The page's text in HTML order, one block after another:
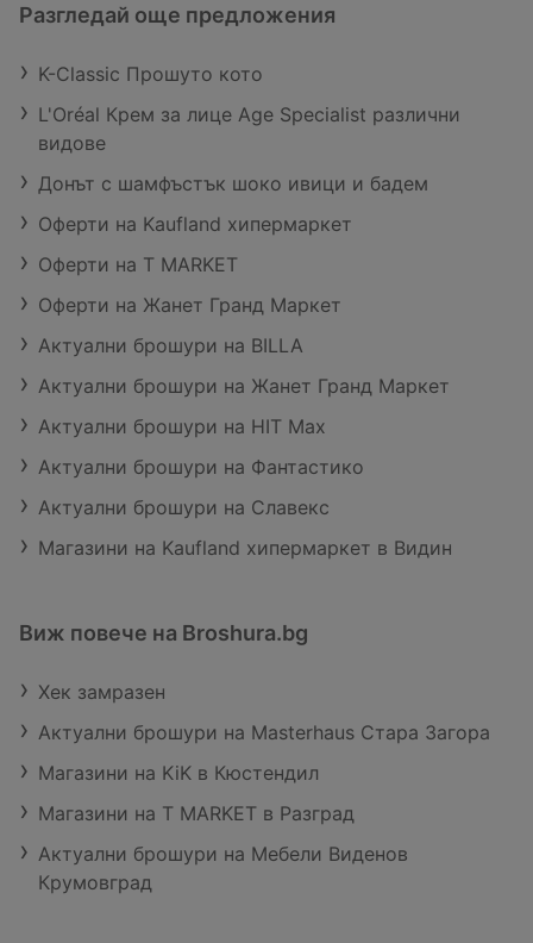
Разгледай още предложения
K-Classic Прошуто кото
L'Oréal Крем за лице Age Specialist различни
видове
Донът с шамфъстък шоко ивици и бадем
Оферти на Kaufland хипермаркет
Оферти на T MARKET
Оферти на Жанет Гранд Маркет
Актуални брошури на BILLA
Актуални брошури на Жанет Гранд Маркет
Актуални брошури на HIT Max
Актуални брошури на Фантастико
Актуални брошури на Славекс
Магазини на Kaufland хипермаркет в Видин
Виж повече на Broshura.bg
Хек замразен
Актуални брошури на Masterhaus Стара Загора
Магазини на KiK в Кюстендил
Магазини на T MARKET в Разград
Актуални брошури на Мебели Виденов
Крумовград